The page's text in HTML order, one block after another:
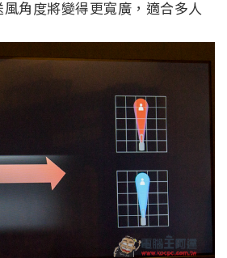
角度將變得更寬廣，適合多人